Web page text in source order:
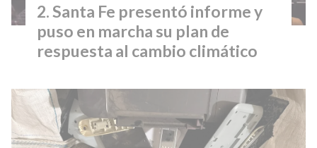
Santa Fe presentó informe y
puso en marcha su plan de
respuesta al cambio climático